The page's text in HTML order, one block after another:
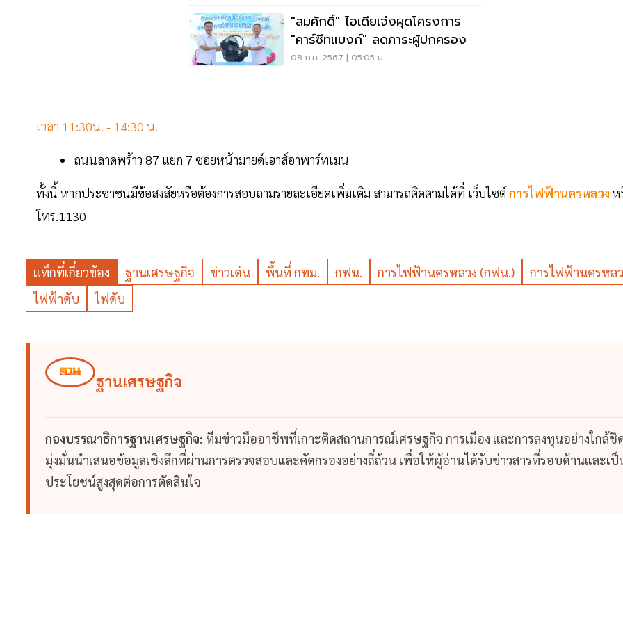
"สมศักดิ์" ไอเดียเจ๋งผุดโครงการ
"คาร์ซีทแบงก์" ลดภาระผู้ปกครอง
08 ก.ค. 2567 | 05:05 น.
เวลา 11:30น. - 14:30 น.
ถนนลาดพร้าว 87 แยก 7 ซอยหน้ามายด์เฮาส์อาพาร์ทเมน
ทั้งนี้ หากประชาชนมีข้อสงสัยหรือต้องการสอบถามรายละเอียดเพิ่มเติม สามารถติดตามได้ที่ เว็บไซต์ การไฟฟ้านครหลวง ห
โทร.1130
แท็กที่เกี่ยวข้อง ฐานเศรษฐกิจ ข่าวเด่น พื้นที่ กทม. กฟน. การไฟฟ้านครหลวง (กฟน.)
การไฟฟ้านครหล
ไฟฟ้าดับ
ไฟดับ
ฐานเศรษฐกิจ
กองบรรณาธิการฐานเศรษฐกิจ: ทีมข่าวมืออาชีพที่เกาะติดสถานการณ์เศรษฐกิจ การเมือง และการลงทุนอย่างใกล้ชิ
มุ่งมั่นนำเสนอข้อมูลเชิงลึกที่ผ่านการตรวจสอบและคัดกรองอย่างถี่ถ้วน เพื่อให้ผู้อ่านได้รับข่าวสารที่รอบด้านและเป็
ประโยชน์สูงสุดต่อการตัดสินใจ